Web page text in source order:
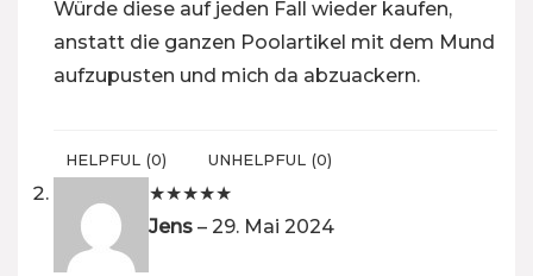
Würde diese auf jeden Fall wieder kaufen,
anstatt die ganzen Poolartikel mit dem Mund
aufzupusten und mich da abzuackern.
HELPFUL (0) UNHELPFUL (0)
★★★★★
Jens – 29. Mai 2024